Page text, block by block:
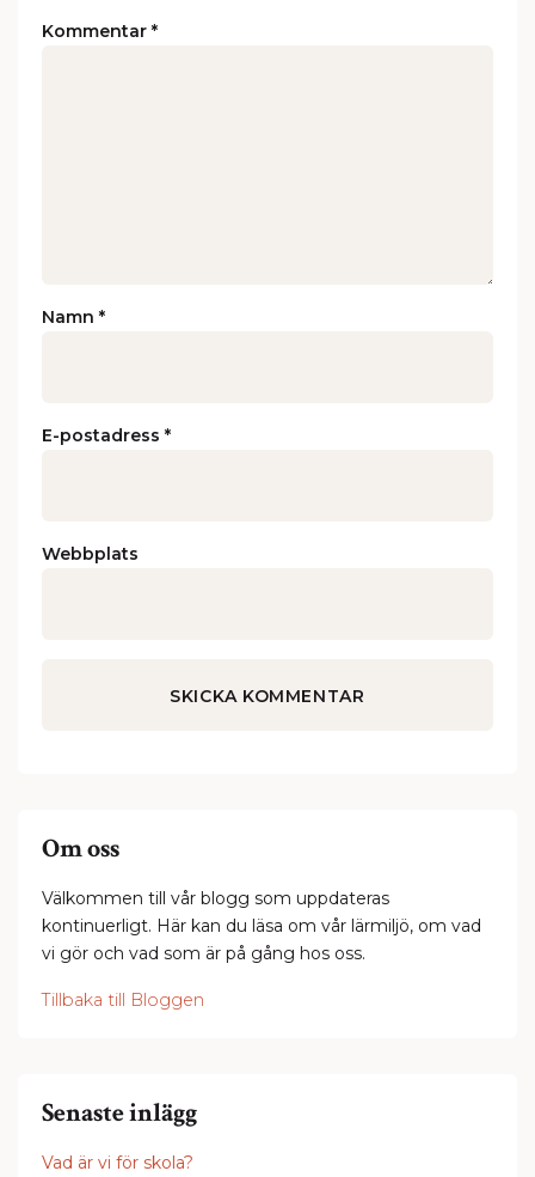
Kommentar *
Namn *
E-postadress *
Webbplats
Om oss
Välkommen till vår blogg som uppdateras
kontinuerligt. Här kan du läsa om vår lärmiljö, om vad
vi gör och vad som är på gång hos oss.
Tillbaka till Bloggen
Senaste inlägg
Vad är vi för skola?